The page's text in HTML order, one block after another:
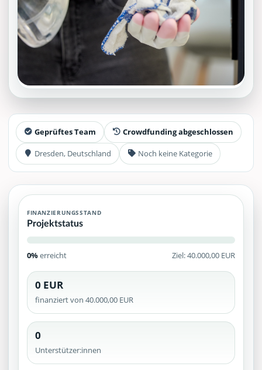
Geprüftes Team Crowdfunding abgeschlossen
Dresden, Deutschland Noch keine Kategorie
FINANZIERUNGSSTAND
Projektstatus
0%erreicht Ziel: 40.000,00 EUR
0 EUR
finanziert von 40.000,00 EUR
0
Unterstützer:innen